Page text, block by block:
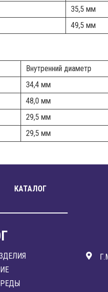
35,5 мм
49,5 мм
Внутренний
34,4 мм
48,0 мм
29,5 мм
29,5 мм
КАТАЛОГ